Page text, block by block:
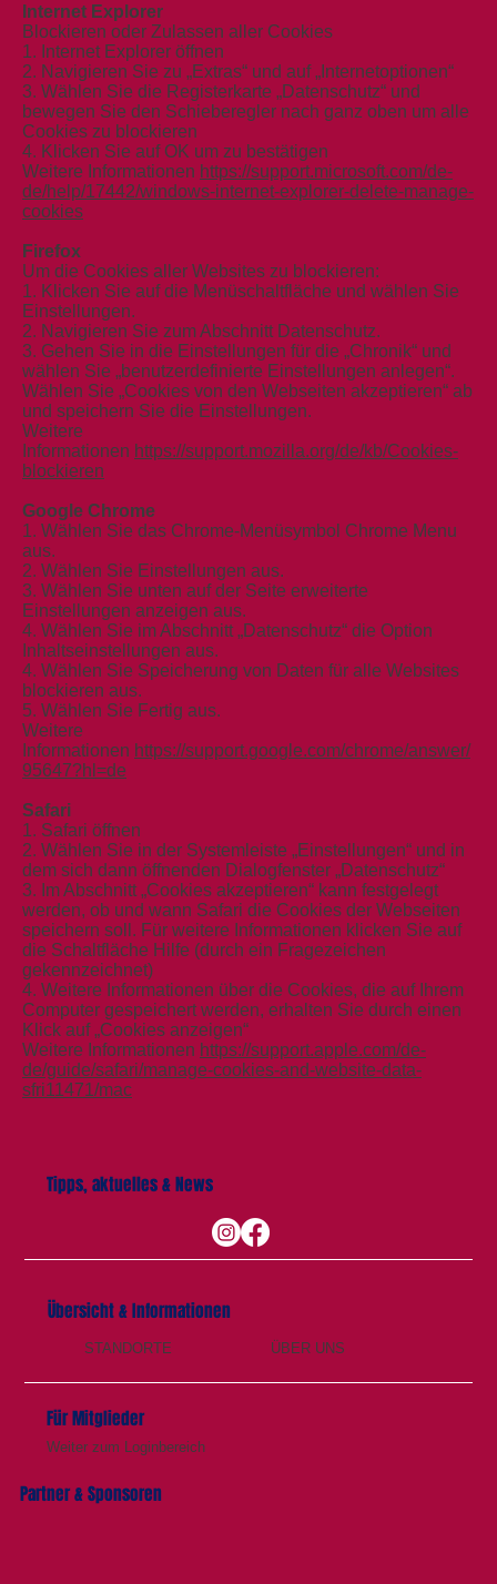
Internet Explorer
Blockieren oder Zulassen aller Cookies
1. Internet Explorer öffnen
2. Navigieren Sie zu „Extras“ und auf „Internetoptionen“
3. Wählen Sie die Registerkarte „Datenschutz“ und
bewegen Sie den Schieberegler nach ganz oben um alle
Cookies zu blockieren
4. Klicken Sie auf OK um zu bestätigen
Weitere Informationen https://support.microsoft.com/de-
de/help/17442/windows-internet-explorer-delete-manage-
cookies
Firefox
Um die Cookies aller Websites zu blockieren:
1. Klicken Sie auf die Menüschaltfläche und wählen Sie
Einstellungen.
2. Navigieren Sie zum Abschnitt Datenschutz.
3. Gehen Sie in die Einstellungen für die „Chronik“ und
wählen Sie „benutzerdefinierte Einstellungen anlegen“.
Wählen Sie „Cookies von den Webseiten akzeptieren“ ab
und speichern Sie die Einstellungen.
Weitere
Informationen https://support.mozilla.org/de/kb/Cookies-
blockieren
Google Chrome
1. Wählen Sie das Chrome-Menüsymbol Chrome Menu
aus.
2. Wählen Sie Einstellungen aus.
3. Wählen Sie unten auf der Seite erweiterte
Einstellungen anzeigen aus.
4. Wählen Sie im Abschnitt „Datenschutz“ die Option
Inhaltseinstellungen aus.
4. Wählen Sie Speicherung von Daten für alle Websites
blockieren aus.
5. Wählen Sie Fertig aus.
Weitere
Informationen https://support.google.com/chrome/answer/
95647?hl=de
Safari
1. Safari öffnen
2. Wählen Sie in der Systemleiste „Einstellungen“ und in
dem sich dann öffnenden Dialogfenster „Datenschutz“
3. Im Abschnitt „Cookies akzeptieren“ kann festgelegt
werden, ob und wann Safari die Cookies der Webseiten
speichern soll. Für weitere Informationen klicken Sie auf
die Schaltfläche Hilfe (durch ein Fragezeichen
gekennzeichnet)
4. Weitere Informationen über die Cookies, die auf Ihrem
Computer gespeichert werden, erhalten Sie durch einen
Klick auf „Cookies anzeigen“
Weitere Informationen https://support.apple.com/de-
de/guide/safari/manage-cookies-and-website-data-
sfri11471/mac
Tipps, aktuelles & News
Übersicht & Informationen
STANDORTE ÜBER UNS
Für Mitglieder
Weiter zum Loginbereich
Partner & Sponsoren